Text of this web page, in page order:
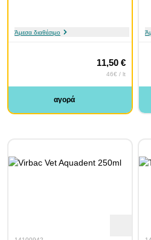
Άμεσα διαθέσιμο
11,50 €
46€ / lt
αγορά